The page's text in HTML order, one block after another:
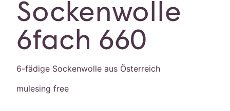
Sockenwolle
6fach 660
6-fädige Sockenwolle aus Österreich
mulesing free